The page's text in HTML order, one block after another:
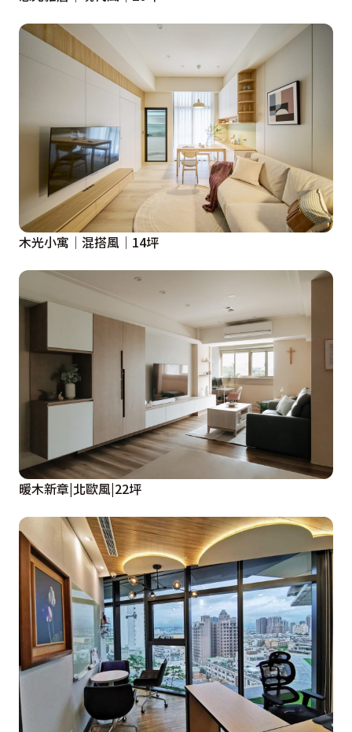
木光小寓│混搭風│14坪
暖木新章|北歐風|22坪